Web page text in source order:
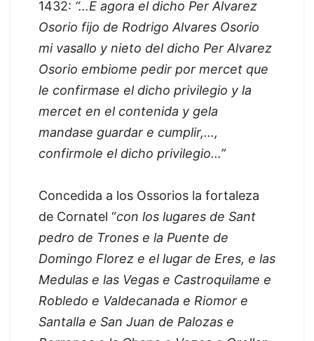
1432: “…E agora el dicho Per Alvarez
Osorio fijo de Rodrigo Alvares Osorio
mi vasallo y nieto del dicho Per Alvarez
Osorio embiome pedir por mercet que
le confirmase el dicho privilegio y la
mercet en el contenida y gela
mandase guardar e cumplir,…,
confirmole el dicho privilegio…”
Concedida a los Ossorios la fortaleza
de Cornatel “con los lugares de Sant
pedro de Trones e la Puente de
Domingo Florez e el lugar de Eres, e las
Medulas e las Vegas e Castroquilame e
Robledo e Valdecanada e Riomor e
Santalla e San Juan de Palozas e